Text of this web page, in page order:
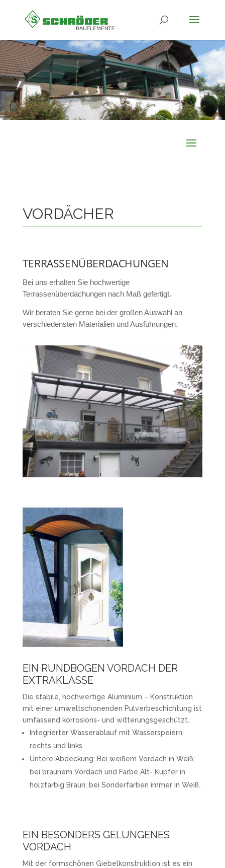
VORDÄCHER
TERRASSENÜBERDACHUNGEN
Bei uns erhalten Sie hochwertige
Terrassenüberdachungen nach Maß gefertigt.
Wir beraten Sie gerne bei der großen Auswahl an
verschiedensten Materialien und Ausführungen.
EIN RUNDBOGEN VORDACH DER
EXTRAKLASSE
Die stabile, hochwertige Aluminium – Konstruktion
mit einer umweltschonenden Pulverbeschichtung ist
umfassend korrosions- und witterungsgeschützt.
Integrierter Wasserablauf mit Wasserspeiern
rechts und links.
Untere Abdeckung: Bei weißem Vordach in Weiß;
bei braunem Vordach und Farbe Alt- Kupfer in
holzfarbig Braun; bei Sonderfarben immer in Weiß.
EIN BESONDERS GELUNGENES
VORDACH
Mit der formschönen Giebelkonstruktion ist es ein